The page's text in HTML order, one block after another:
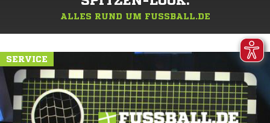
ALLES RUND UM FUSSBALL.DE
SERVICE